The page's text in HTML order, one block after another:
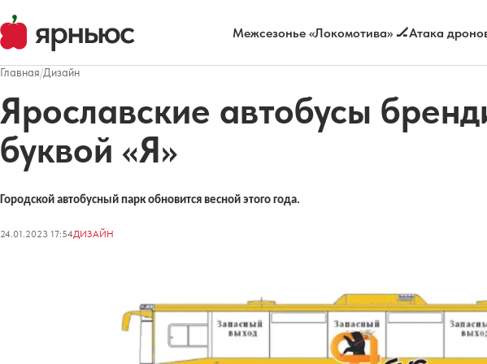
Межсезонье «Локомотива» 🏒Атака
Главная/Дизайн
Ярославские автобусы
буквой «Я»
Городской автобусный парк обновится весной этого года.
24.01.2023 17:54ДИЗАЙН